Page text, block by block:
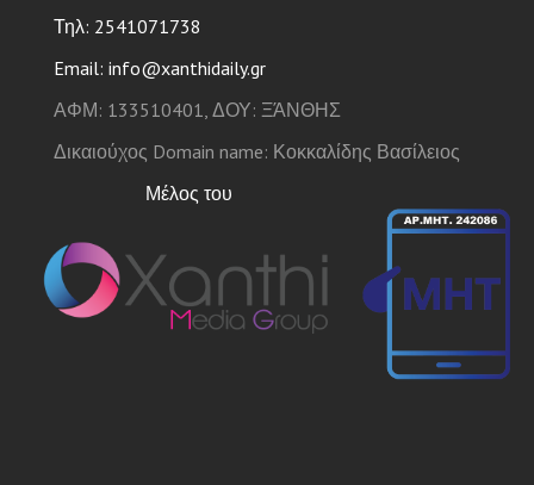
Τηλ: 2541071738
Email: info@xanthidaily.gr
ΑΦΜ: 133510401, ΔΟΥ: ΞΆΝΘΗΣ
Δικαιούχος Domain name: Κοκκαλίδης Βασίλειος
Μέλος του